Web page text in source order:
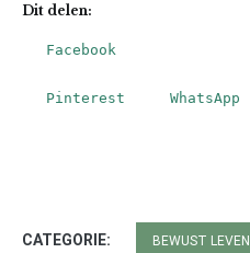
Dit delen:
Facebook
Pinterest WhatsApp
CATEGORIE: BEWUST LEVEN